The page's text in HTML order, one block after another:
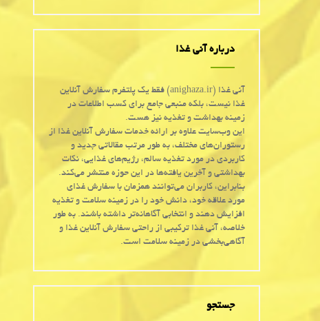
درباره آنی غذا
آنی غذا (anighaza.ir) فقط یک پلتفرم سفارش آنلاین
غذا نیست، بلکه منبعی جامع برای کسب اطلاعات در
زمینه بهداشت و تغذیه نیز هست.
این وب‌سایت علاوه بر ارائه خدمات سفارش آنلاین غذا از
رستوران‌های مختلف، به طور مرتب مقالاتی جدید و
کاربردی در مورد تغذیه سالم، رژیم‌های غذایی، نکات
بهداشتی و آخرین یافته‌ها در این حوزه منتشر می‌کند.
بنابراین، کاربران می‌توانند همزمان با سفارش غذای
مورد علاقه خود، دانش خود را در زمینه سلامت و تغذیه
افزایش دهند و انتخابی آگاهانه‌تر داشته باشند. به طور
خلاصه، آنی غذا ترکیبی از راحتی سفارش آنلاین غذا و
آگاهی‌بخشی در زمینه سلامت است.
جستجو